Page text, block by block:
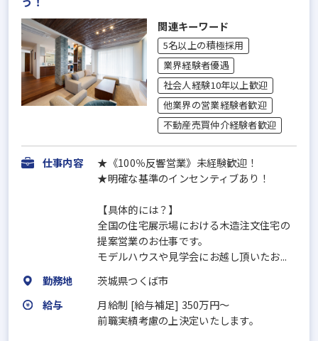
関連キーワード
5名以上の積極採用
業界経験者優遇
社会人経験10年以上歓迎
他業界の営業経験者歓迎
不動産売買仲介経験者歓迎
仕事内容
★《100％反響営業》未経験歓迎！
★明確な基準のインセンティブあり！
【具体的には？】
全国の住宅展示場における木造注文住宅の
提案営業のお仕事です。
モデルハウスや見学会にお越し頂いたお...
勤務地
茨城県つくば市
給与
月給制 [給与補足] 350万円～
前職実績考慮の上決定いたします。